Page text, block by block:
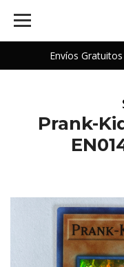
Envíos
Prank-